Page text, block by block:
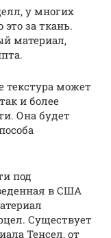
у многих
это за ткань.
материал,
текстура может
и более
Она будет
под
в США
Существует
Тенсел, от